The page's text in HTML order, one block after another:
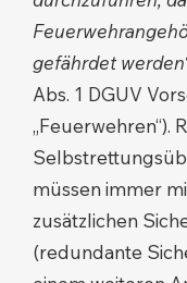
gefährdet
Abs. 1 DGUV
„Feuerwehren“).
müssen immer
zusätzlichen
(redundante